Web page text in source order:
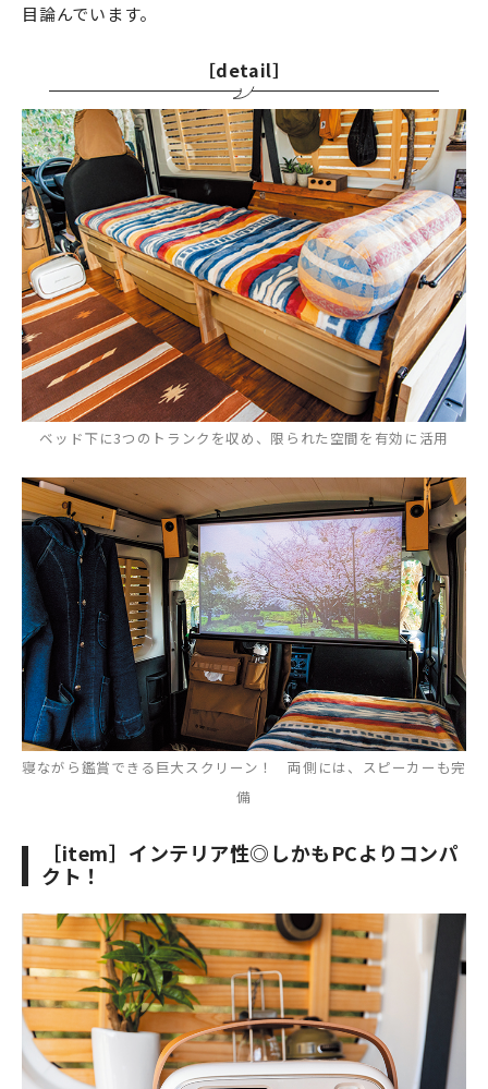
目論んでいます。
［detail］
ベッド下に3つのトランクを収め、限られた空間を有効に活用
寝ながら鑑賞できる巨大スクリーン！ 両側には、スピーカーも完
備
［item］インテリア性◎しかもPCよりコンパ
クト！